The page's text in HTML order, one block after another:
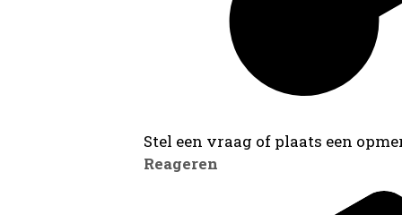
Stel een vraag of plaats een
Reageren